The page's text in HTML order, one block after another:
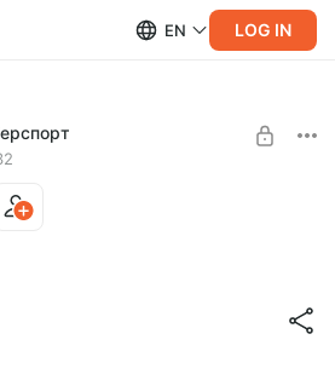
EN LOG IN
Ютуб каналов Мая